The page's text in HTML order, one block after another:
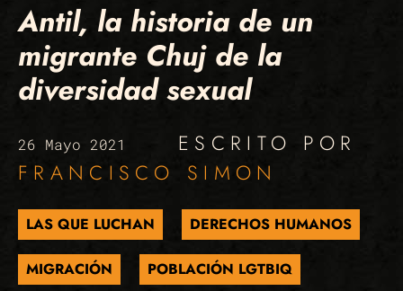
Antil, la historia de un
migrante Chuj de la
diversidad sexual
26 Mayo 2021
ESCRITO POR
FRANCISCO SIMON
LAS QUE LUCHAN DERECHOS HUMANOS
MIGRACIÓN POBLACIÓN LGTBIQ